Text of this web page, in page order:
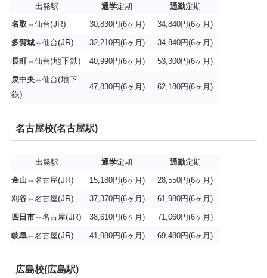
出発駅 通学定期 通勤定期
名取 ⇔仙台(JR) 30,830円(6ヶ月) 34,840円(6ヶ月)
多賀城 ⇔仙台(JR) 32,210円(6ヶ月) 34,840円(6ヶ月)
長町 ⇔仙台(地下鉄) 40,990円(6ヶ月) 53,300円(6ヶ月)
泉中央 ⇔仙台(地下
鉄)
47,830円(6ヶ月) 62,180円(6ヶ月)
名古屋校(名古屋駅)
出発駅 通学定期 通勤定期
金山 ⇔名古屋(JR) 15,180円(6ヶ月) 28,550円(6ヶ月)
刈谷 ⇔名古屋(JR) 37,370円(6ヶ月) 61,980円(6ヶ月)
四日市 ⇔名古屋(JR) 38,610円(6ヶ月) 71,060円(6ヶ月)
岐阜 ⇔名古屋(JR) 41,980円(6ヶ月) 69,480円(6ヶ月)
広島校(広島駅)